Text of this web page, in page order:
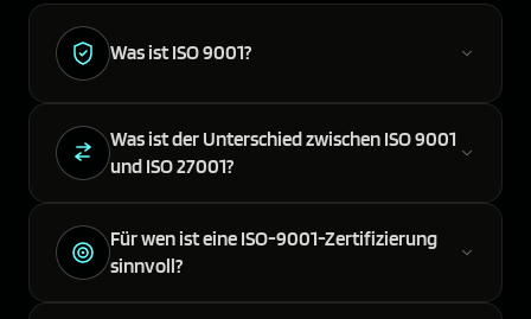
Was ist ISO 9001?
Was ist der Unterschied zwischen ISO 9001
und ISO 27001?
Für wen ist eine ISO-9001-Zertifizierung
sinnvoll?